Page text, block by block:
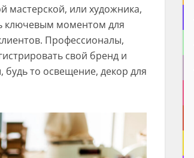
мастерской, или художника,
ключевым моментом для
Профессионалы,
свой бренд и
будь то освещение, декор для